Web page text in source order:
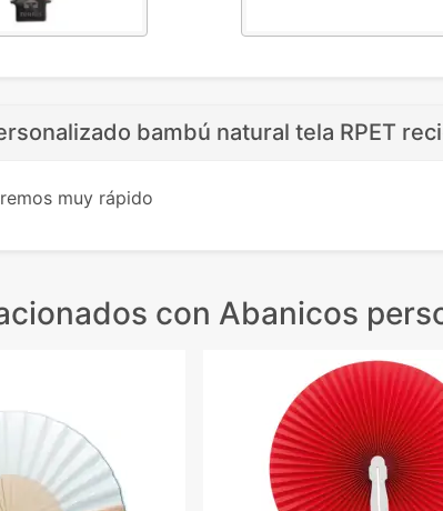
bambú natural tela RPET
muy rápido
con Abanicos